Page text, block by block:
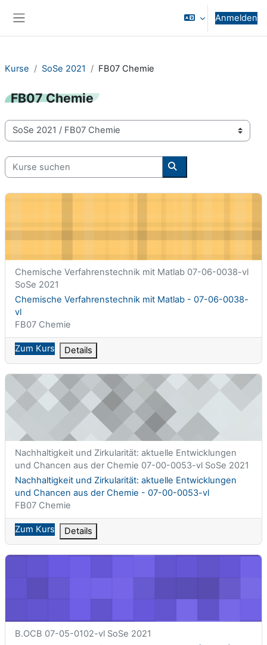
Anmelden
Kurse SoSe 2021 FB07 Chemie
FB07 Chemie
Kursbereiche
Kurse suchen
Kurse suchen
Chemische Verfahrenstechnik mit Matlab - 07-06-0038-vl
Kurzer Kursname
Chemische Verfahrenstechnik mit Matlab 07-06-0038-vl
SoSe 2021
Kursname
Chemische Verfahrenstechnik mit Matlab - 07-06-0038-
vl
Kursbereich
FB07 Chemie
Zum Kurs Details
Nachhaltigkeit und Zirkularität: aktuelle Entwicklungen und
Kurzer Kursname
Nachhaltigkeit und Zirkularität: aktuelle Entwicklungen
und Chancen aus der Chemie 07-00-0053-vl SoSe 2021
Kursname
Nachhaltigkeit und Zirkularität: aktuelle Entwicklungen
und Chancen aus der Chemie - 07-00-0053-vl
Kursbereich
FB07 Chemie
Zum Kurs Details
Organische Chemie für Biologiestudierende (B.OCB) - 07-05-
Kurzer Kursname
B.OCB 07-05-0102-vl SoSe 2021